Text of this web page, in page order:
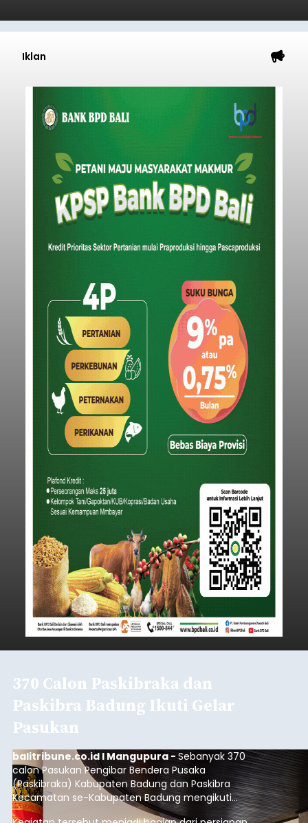
Iklan
370 Calon Paskibraka dan
Paskibra Badung Ikuti Gelar
Pasukan
balitribune.co.id I Mangupura - Sebanyak 370
calon Pasukan Pengibar Bendera Pusaka
(Paskibraka) Kabupaten Badung dan Paskibra
Kecamatan se-Kabupaten Badung mengikuti
gelar pasukan di Lapangan Pusat Pemerintahan